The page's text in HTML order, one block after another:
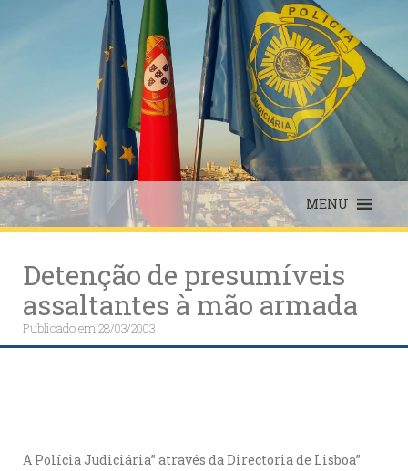
MENU
Detenção de presumíveis
assaltantes à mão armada
Publicado em28/03/2003
A Polícia Judiciária” através da Directoria de Lisboa”